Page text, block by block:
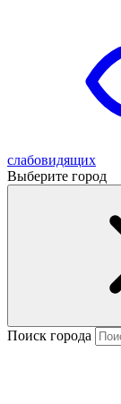
слабовидящих
Выберите город
Поиск города